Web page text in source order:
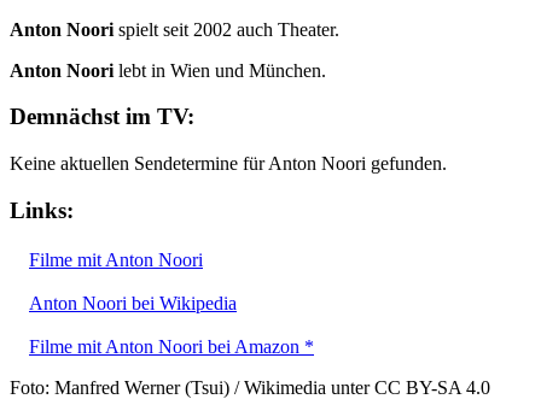
Anton Noori spielt seit 2002 auch Theater.
Anton Noori lebt in Wien und München.
Demnächst im TV:
Keine aktuellen Sendetermine für Anton Noori gefunden.
Links:
Filme mit Anton Noori
Anton Noori bei Wikipedia
Filme mit Anton Noori bei Amazon *
Foto: Manfred Werner (Tsui) / Wikimedia unter CC BY-SA 4.0